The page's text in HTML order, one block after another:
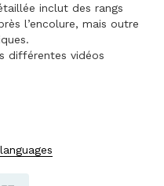
inclut des rangs
l’encolure, mais outre
différentes vidéos